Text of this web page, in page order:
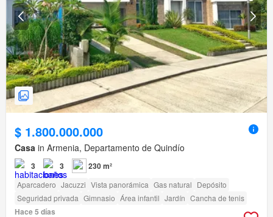
$ 1.800.000.000
Casa in Armenia, Departamento de Quindío
3 3 230 m²
Aparcadero Jacuzzi Vista panorámica Gas natural Depósito
Seguridad privada Gimnasio Área infantil Jardín Cancha de tenis
Hace 5 días